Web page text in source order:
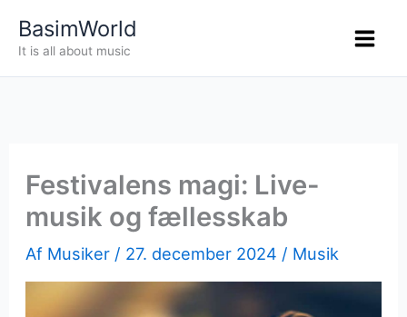
BasimWorld
It is all about music
Festivalens magi: Live-
musik og fællesskab
Af Musiker / 27. december 2024 / Musik